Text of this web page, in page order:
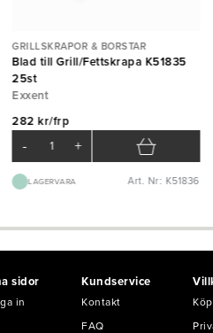
GRILLSKRAPOR & BORSTAR
Blad till Grill/Fettskrapa K51835
25st
Exxent
282 kr/frp
- +
LAGERVARA Art. Nr: K51836
sidor
in
Kundservice
Kontakt
FAQ